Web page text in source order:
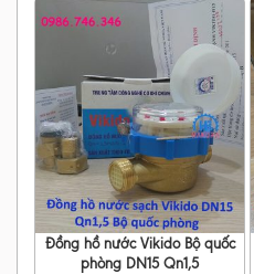
Đồng hồ nước Vikido Bộ quốc
phòng DN15 Qn1,5